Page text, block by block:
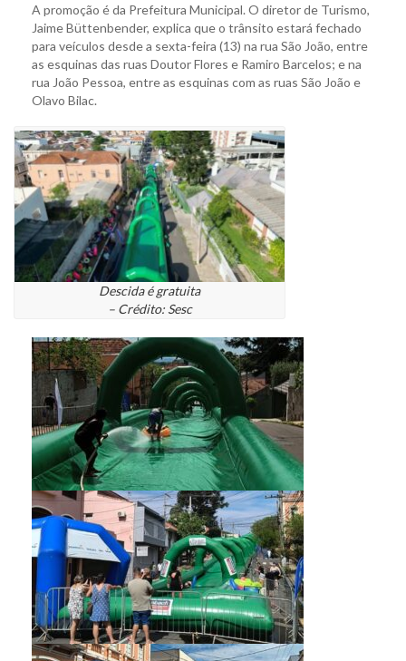
A promoção é da Prefeitura Municipal. O diretor de Turismo,
Jaime Büttenbender, explica que o trânsito estará fechado
para veículos desde a sexta-feira (13) na rua São João, entre
as esquinas das ruas Doutor Flores e Ramiro Barcelos; e na
rua João Pessoa, entre as esquinas com as ruas São João e
Olavo Bilac.
Descida é gratuita
– Crédito: Sesc